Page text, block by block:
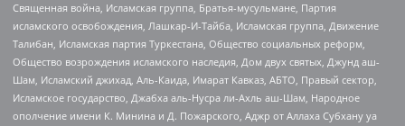
Священная война, Исламская группа, Братья-мусульмане, Партия
исламского освобождения, Лашкар-И-Тайба, Исламская группа, Движение
Талибан, Исламская партия Туркестана, Общество социальных реформ,
Общество возрождения исламского наследия, Дом двух святых, Джунд аш-
Шам, Исламский джихад, Аль-Каида, Имарат Кавказ, АБТО, Правый сектор,
Исламское государство, Джабха аль-Нусра ли-Ахль аш-Шам, Народное
ополчение имени К. Минина и Д. Пожарского, Аджр от Аллаха Субхану уа